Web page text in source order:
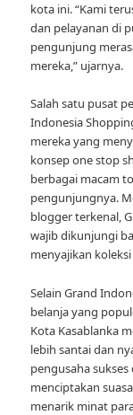
kota ini. “Kami
dan pelayanan di
pengunjung
mereka,” ujarnya.
Salah satu pusat
Indonesia
mereka yang
konsep one stop
berbagai macam
pengunjungnya.
blogger terkenal,
wajib dikunjungi
menyajikan
Selain Grand
belanja yang
Kota Kasablanka
lebih santai dan
pengusaha
menciptakan
menarik minat